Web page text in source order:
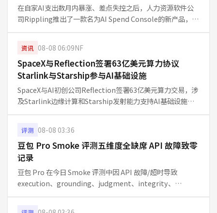
在自家AI支出数月内暴涨、差点失控之后，人力资源软件公
司Rippling推出了一款名为AI Spend Console的新产品，帮
资讯 08-08 06:09NF
SpaceX与Reflection签署63亿美元算力协议
Starlink与Starship参与AI基础设施
SpaceX与AI初创公司Reflection签署63亿美元算力交易，涉
及Starlink边缘计算和Starship发射能力支持AI基础设施。
评测 08-08 03:36
豆包 Pro Smoke 评测五维度全缺席 API 故障致零
记录
豆包 Pro 在今日 Smoke 评测中因 API 故障/超时导致
execution、grounding、judgment、integrity、